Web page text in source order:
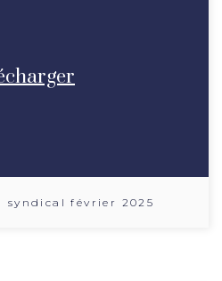
syndical février 2025